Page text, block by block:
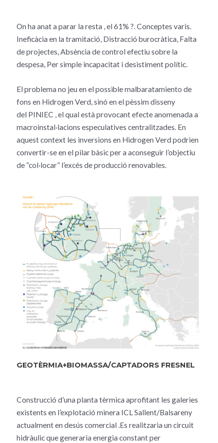
On ha anat a parar la resta , el 61% ?. Conceptes varis.
Ineficàcia en la tramitació, Distracció burocràtica, Falta
de projectes, Absència de control efectiu sobre la
despesa, Per simple incapacitat i desistiment polític.
El problema no jeu en el possible malbaratamiento de
fons en Hidrogen Verd, sinó en el pèssim disseny
del PINIEC , el qual està provocant efecte anomenada a
macroinstal·lacions especulatives centralitzades. En
aquest context les inversions en Hidrogen Verd podrien
convertir-se en el pilar bàsic per a aconseguir l’objectiu
de “col·locar” l’excés de producció renovables.
GEOTÈRMIA+BIOMASSA/CAPTADORS FRESNEL
Construcció d’una planta tèrmica aprofitant les galeries
existents en l’explotació minera ICL Sallent/Balsareny
actualment en desús comercial .Es realitzaria un circuit
hidràulic que generaria energia constant per